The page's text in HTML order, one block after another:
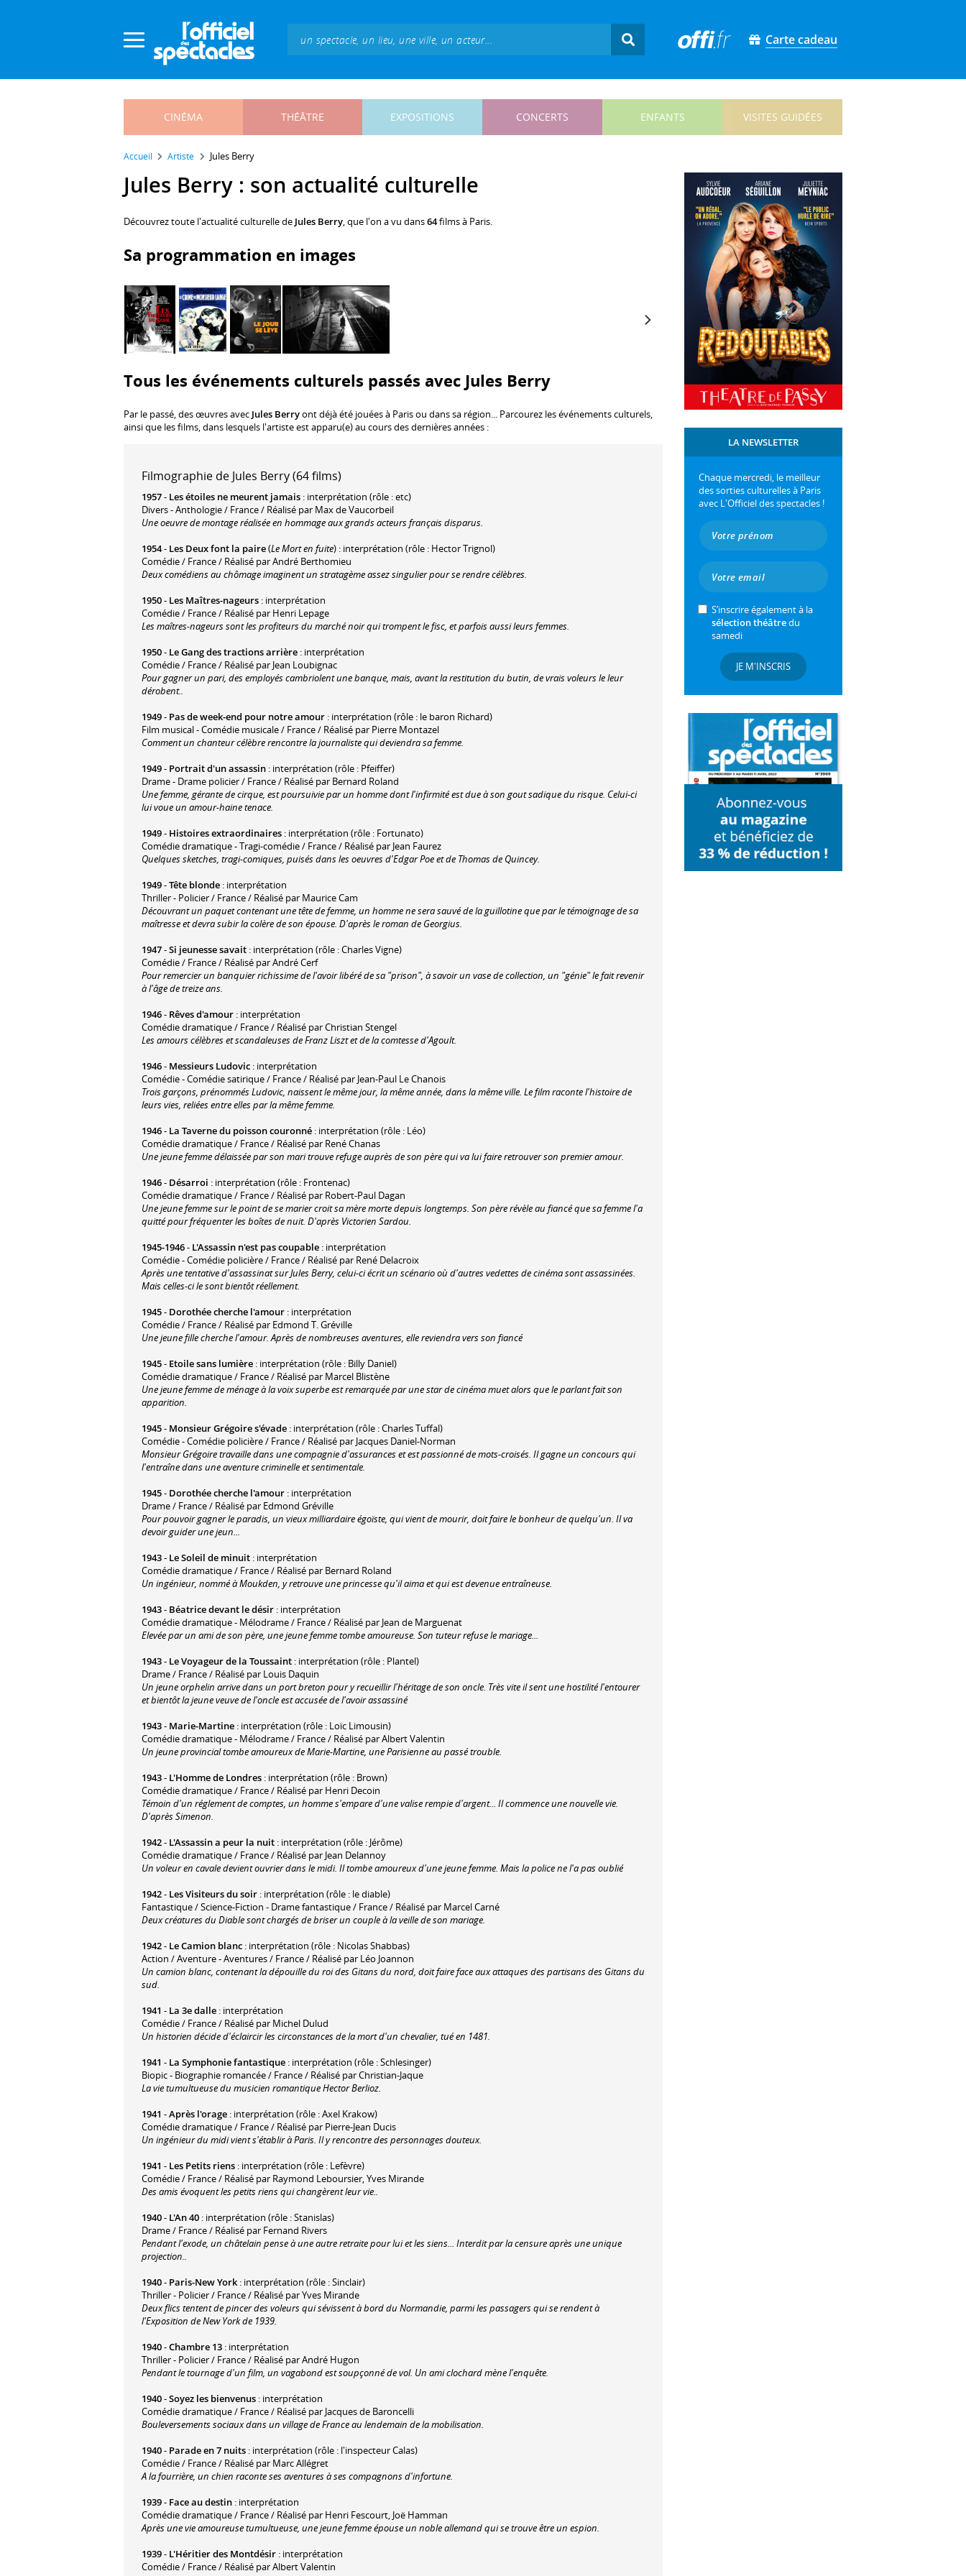
Carte cadeau
CINÉMA THÉÂTRE EXPOSITIONS CONCERTS ENFANTS VISITES GUIDÉES
Accueil Artiste Jules Berry
Jules Berry : son actualité culturelle
Découvrez toute l'actualité culturelle de Jules Berry, que l'on a vu dans64films à Paris.
Sa programmation en images
Tous les événements culturels passés avec Jules Berry
Par le passé, des œuvres avec Jules Berryont déjà été jouées à Paris ou dans sa région... Parcourez les événements culturels,
ainsi que les films, dans lesquels l'artiste est apparu(e) au cours des dernières années :
Filmographie de Jules Berry (64 films)
1957- Les étoiles ne meurent jamais : interprétation (rôle : etc)
Divers - Anthologie / France / Réalisé par Max de Vaucorbeil
Une oeuvre de montage réalisée en hommage aux grands acteurs français disparus.
1954- Les Deux font la paire(Le Mort en fuite) : interprétation (rôle : Hector Trignol)
Comédie / France / Réalisé par André Berthomieu
Deux comédiens au chômage imaginent un stratagème assez singulier pour se rendre célèbres.
1950- Les Maîtres-nageurs : interprétation
Comédie / France / Réalisé par Henri Lepage
Les maîtres-nageurs sont les profiteurs du marché noir qui trompent le fisc, et parfois aussi leurs femmes.
1950- Le Gang des tractions arrière : interprétation
Comédie / France / Réalisé par Jean Loubignac
Pour gagner un pari, des employés cambriolent une banque, mais, avant la restitution du butin, de vrais voleurs le leur
dérobent..
1949- Pas de week-end pour notre amour : interprétation (rôle : le baron Richard)
Film musical - Comédie musicale / France / Réalisé par Pierre Montazel
Comment un chanteur célèbre rencontre la journaliste qui deviendra sa femme.
1949- Portrait d'un assassin : interprétation (rôle : Pfeiffer)
Drame - Drame policier / France / Réalisé par Bernard Roland
Une femme, gérante de cirque, est poursuivie par un homme dont l'infirmité est due à son gout sadique du risque. Celui-ci
lui voue un amour-haine tenace.
1949- Histoires extraordinaires : interprétation (rôle : Fortunato)
Comédie dramatique - Tragi-comédie / France / Réalisé par Jean Faurez
Quelques sketches, tragi-comiques, puisés dans les oeuvres d'Edgar Poe et de Thomas de Quincey.
1949-Tête blonde : interprétation
Thriller - Policier / France / Réalisé par Maurice Cam
Découvrant un paquet contenant une tête de femme, un homme ne sera sauvé de la guillotine que par le témoignage de sa
maîtresse et devra subir la colère de son épouse. D'après le roman de Georgius.
1947-Si jeunesse savait : interprétation (rôle : Charles Vigne)
Comédie / France / Réalisé par André Cerf
Pour remercier un banquier richissime de l'avoir libéré de sa "prison", à savoir un vase de collection, un "génie" le fait revenir
à l'âge de treize ans.
1946- Rêves d'amour : interprétation
Comédie dramatique / France / Réalisé par Christian Stengel
Les amours célèbres et scandaleuses de Franz Liszt et de la comtesse d'Agoult.
1946- Messieurs Ludovic : interprétation
Comédie - Comédie satirique / France / Réalisé par Jean-Paul Le Chanois
Trois garçons, prénommés Ludovic, naissent le même jour, la même année, dans la même ville. Le film raconte l'histoire de
leurs vies, reliées entre elles par la même femme.
1946- La Taverne du poisson couronné : interprétation (rôle : Léo)
Comédie dramatique / France / Réalisé par René Chanas
Une jeune femme délaissée par son mari trouve refuge auprès de son père qui va lui faire retrouver son premier amour.
1946- Désarroi : interprétation (rôle : Frontenac)
Comédie dramatique / France / Réalisé par Robert-Paul Dagan
Une jeune femme sur le point de se marier croit sa mère morte depuis longtemps. Son père révèle au fiancé que sa femme l'a
quitté pour fréquenter les boîtes de nuit. D'après Victorien Sardou.
1945-1946- L'Assassin n'est pas coupable : interprétation
Comédie - Comédie policière / France / Réalisé par René Delacroix
Après une tentative d'assassinat sur Jules Berry, celui-ci écrit un scénario où d'autres vedettes de cinéma sont assassinées.
Mais celles-ci le sont bientôt réellement.
1945- Dorothée cherche l'amour : interprétation
Comédie / France / Réalisé par Edmond T. Gréville
Une jeune fille cherche l'amour. Après de nombreuses aventures, elle reviendra vers son fiancé
1945- Etoile sans lumière : interprétation (rôle : Billy Daniel)
Comédie dramatique / France / Réalisé par Marcel Blistène
Une jeune femme de ménage à la voix superbe est remarquée par une star de cinéma muet alors que le parlant fait son
apparition.
1945- Monsieur Grégoire s'évade : interprétation (rôle : Charles Tuffal)
Comédie - Comédie policière / France / Réalisé par Jacques Daniel-Norman
Monsieur Grégoire travaille dans une compagnie d'assurances et est passionné de mots-croisés. Il gagne un concours qui
l'entraîne dans une aventure criminelle et sentimentale.
1945- Dorothée cherche l'amour : interprétation
Drame / France / Réalisé par Edmond Gréville
Pour pouvoir gagner le paradis, un vieux milliardaire égoïste, qui vient de mourir, doit faire le bonheur de quelqu'un. Il va
devoir guider une jeun...
1943- Le Soleil de minuit : interprétation
Comédie dramatique / France / Réalisé par Bernard Roland
Un ingénieur, nommé à Moukden, y retrouve une princesse qu'il aima et qui est devenue entraîneuse.
1943- Béatrice devant le désir : interprétation
Comédie dramatique - Mélodrame / France / Réalisé par Jean de Marguenat
Elevée par un ami de son père, une jeune femme tombe amoureuse. Son tuteur refuse le mariage...
1943- Le Voyageur de la Toussaint : interprétation (rôle : Plantel)
Drame / France / Réalisé par Louis Daquin
Un jeune orphelin arrive dans un port breton pour y recueillir l'héritage de son oncle. Très vite il sent une hostilité l'entourer
et bientôt la jeune veuve de l'oncle est accusée de l'avoir assassiné
1943- Marie-Martine : interprétation (rôle : Loïc Limousin)
Comédie dramatique - Mélodrame / France / Réalisé par Albert Valentin
Un jeune provincial tombe amoureux de Marie-Martine, une Parisienne au passé trouble.
1943- L'Homme de Londres : interprétation (rôle : Brown)
Comédie dramatique / France / Réalisé par Henri Decoin
Témoin d'un réglement de comptes, un homme s'empare d'une valise rempie d'argent... Il commence une nouvelle vie.
D'après Simenon.
1942- L'Assassin a peur la nuit : interprétation (rôle : Jérôme)
Comédie dramatique / France / Réalisé par Jean Delannoy
Un voleur en cavale devient ouvrier dans le midi. Il tombe amoureux d'une jeune femme. Mais la police ne l'a pas oublié
1942- Les Visiteurs du soir : interprétation (rôle : le diable)
Fantastique / Science-Fiction - Drame fantastique / France / Réalisé par Marcel Carné
Deux créatures du Diable sont chargés de briser un couple à la veille de son mariage.
1942- Le Camion blanc : interprétation (rôle : Nicolas Shabbas)
Action / Aventure - Aventures / France / Réalisé par Léo Joannon
Un camion blanc, contenant la dépouille du roi des Gitans du nord, doit faire face aux attaques des partisans des Gitans du
sud.
1941 - La 3e dalle : interprétation
Comédie / France / Réalisé par Michel Dulud
Un historien décide d'éclaircir les circonstances de la mort d'un chevalier, tué en 1481.
1941 - La Symphonie fantastique : interprétation (rôle : Schlesinger)
Biopic - Biographie romancée / France / Réalisé par Christian-Jaque
La vie tumultueuse du musicien romantique Hector Berlioz.
1941 -Après l'orage : interprétation (rôle : Axel Krakow)
Comédie dramatique / France / Réalisé par Pierre-Jean Ducis
Un ingénieur du midi vient s'établir à Paris. Il y rencontre des personnages douteux.
1941 - Les Petits riens : interprétation (rôle : Lefèvre)
Comédie / France / Réalisé par Raymond Leboursier, Yves Mirande
Des amis évoquent les petits riens qui changèrent leur vie..
1940- L'An 40 : interprétation (rôle : Stanislas)
Drame / France / Réalisé par Fernand Rivers
Pendant l'exode, un châtelain pense à une autre retraite pour lui et les siens... Interdit par la censure après une unique
projection..
1940- Paris-New York : interprétation (rôle : Sinclair)
Thriller - Policier / France / Réalisé par Yves Mirande
Deux flics tentent de pincer des voleurs qui sévissent à bord du Normandie, parmi les passagers qui se rendent à
l'Exposition de New York de 1939.
1940-Chambre 13 : interprétation
Thriller - Policier / France / Réalisé par André Hugon
Pendant le tournage d'un film, un vagabond est soupçonné de vol. Un ami clochard mène l'enquête.
1940-Soyez les bienvenus : interprétation
Comédie dramatique / France / Réalisé par Jacques de Baroncelli
Bouleversements sociaux dans un village de France au lendemain de la mobilisation.
1940- Parade en 7 nuits : interprétation (rôle : l'inspecteur Calas)
Comédie / France / Réalisé par Marc Allégret
A la fourrière, un chien raconte ses aventures à ses compagnons d'infortune.
1939- Face au destin : interprétation
Comédie dramatique / France / Réalisé par Henri Fescourt, Joë Hamman
Après une vie amoureuse tumultueuse, une jeune femme épouse un noble allemand qui se trouve être un espion.
1939- L'Héritier des Montdésir : interprétation
Comédie / France / Réalisé par Albert Valentin
LA NEWSLETTER
Chaque mercredi, le meilleur
des sorties culturelles à Paris
avec L'Officiel des spectacles !
S’inscrire également à la
sélection théâtredu
samedi
JE M'INSCRIS